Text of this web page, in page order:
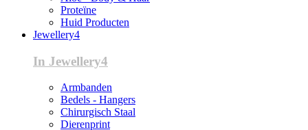
Proteïne
Huid Producten
Jewellery4
In Jewellery4
Armbanden
Bedels - Hangers
Chirurgisch Staal
Dierenprint